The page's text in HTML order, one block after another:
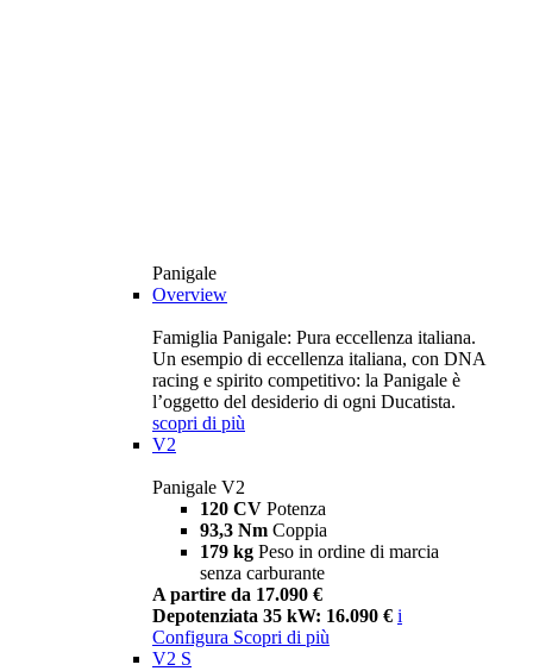
Panigale
Overview
Famiglia Panigale: Pura eccellenza italiana.
Un esempio di eccellenza italiana, con DNA
racing e spirito competitivo: la Panigale è
l’oggetto del desiderio di ogni Ducatista.
scopri di più
V2
Panigale V2
120 CV Potenza
93,3 Nm Coppia
179 kg Peso in ordine di marcia
senza carburante
A partire da 17.090 €
Depotenziata 35 kW: 16.090 € i
Configura Scopri di più
V2 S